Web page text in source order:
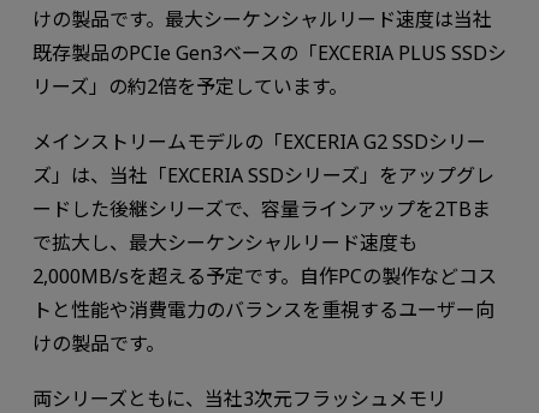
けの製品です。最大シーケンシャルリード速度は当社
既存製品のPCIe Gen3ベースの「EXCERIA PLUS SSDシ
リーズ」の約2倍を予定しています。
メインストリームモデルの「EXCERIA G2 SSDシリー
ズ」は、当社「EXCERIA SSDシリーズ」をアップグレ
ードした後継シリーズで、容量ラインアップを2TBま
で拡大し、最大シーケンシャルリード速度も
2,000MB/sを超える予定です。自作PCの製作などコス
トと性能や消費電力のバランスを重視するユーザー向
けの製品です。
両シリーズともに、当社3次元フラッシュメモリ